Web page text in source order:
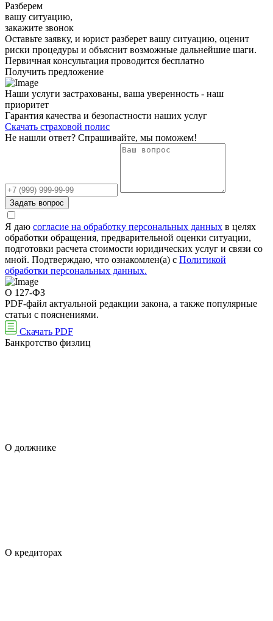
Разберем
вашу ситуацию,
закажите звонок
Оставьте заявку, и юрист разберет вашу ситуацию, оценит
риски процедуры и объяснит возможные дальнейшие шаги.
Первичная консультация проводится бесплатно
Получить предложение
Наши услуги застрахованы, ваша уверенность - наш
приоритет
Гарантия качества и безопастности наших услуг
Скачать страховой полис
Не нашли ответ? Спрашивайте, мы поможем!
Задать вопрос
Я даю согласие на обработку персональных данных в целях
обработки обращения, предварительной оценки ситуации,
подготовки расчета стоимости юридических услуг и связи со
мной. Подтверждаю, что ознакомлен(а) с Политикой
обработки персональных данных.
О 127-ФЗ
PDF-файл актуальной редакции закона, а также популярные
статьи с пояснениями.
Скачать PDF
Банкротство физлиц
О должнике
О кредиторах